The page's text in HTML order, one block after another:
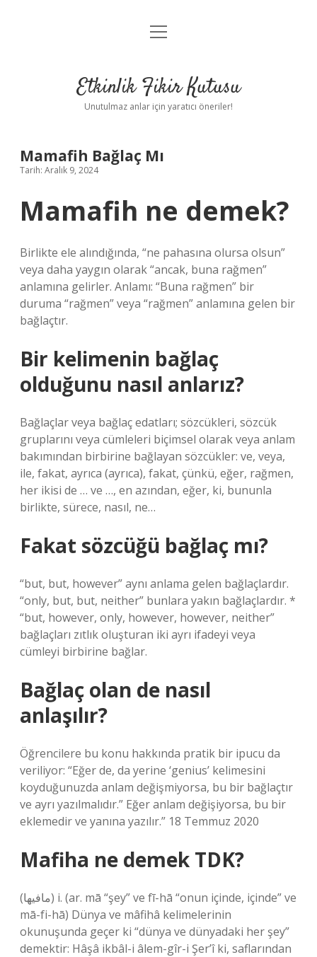
Anasayfa
Yasal Uyarı
menüyü
Etkinlik Fikir Kutusu
Unutulmaz anlar için yaratıcı öneriler!
Mamafih Bağlaç Mı
Tarih: Aralık 9, 2024
Mamafih ne demek?
Birlikte ele alındığında, “ne pahasına olursa olsun”
veya daha yaygın olarak “ancak, buna rağmen”
anlamına gelirler. Anlamı: “Buna rağmen” bir
duruma “rağmen” veya “rağmen” anlamına gelen bir
bağlaçtır.
Bir kelimenin bağlaç
olduğunu nasıl anlarız?
Bağlaçlar veya bağlaç edatları; sözcükleri, sözcük
gruplarını veya cümleleri biçimsel olarak veya anlam
bakımından birbirine bağlayan sözcükler: ve, veya,
ile, fakat, ayrıca (ayrıca), fakat, çünkü, eğer, rağmen,
her ikisi de … ve …, en azından, eğer, ki, bununla
birlikte, sürece, nasıl, ne…
Fakat sözcüğü bağlaç mı?
“but, but, however” aynı anlama gelen bağlaçlardır.
“only, but, but, neither” bunlara yakın bağlaçlardır. *
“but, however, only, however, however, neither”
bağlaçları zıtlık oluşturan iki ayrı ifadeyi veya
cümleyi birbirine bağlar.
Bağlaç olan de nasıl
anlaşılır?
Öğrencilere bu konu hakkında pratik bir ipucu da
veriliyor: “Eğer de, da yerine ‘genius’ kelimesini
koyduğunuzda anlam değişmiyorsa, bu bir bağlaçtır
ve ayrı yazılmalıdır.” Eğer anlam değişiyorsa, bu bir
eklemedir ve yanına yazılır.” 18 Temmuz 2020
Mafiha ne demek TDK?
(ﻣﺎﻓﻴﻬﺎ) i. (ar. mā “şey” ve fī-hā “onun içinde, içinde” ve
mā-fі-hā) Dünya ve mâfihâ kelimelerinin
okunuşunda geçer ki “dünya ve dünyadaki her şey”
demektir: Hâşâ ikbâl-i âlem-gîr-i Şer’î ki, saflarından